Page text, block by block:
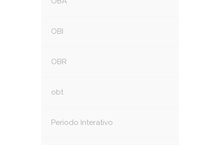
OBI
OBR
obt
Período Interativo